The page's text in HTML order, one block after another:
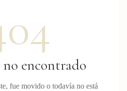
encontrado
fue movido o todavía no está